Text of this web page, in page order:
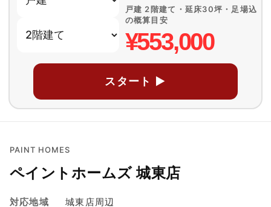
戸建 2階建て・延床30坪・足場込
の概算目安
¥553,000
スタート ▶
PAINT HOMES
ペイントホームズ 城東店
対応地域
城東店周辺